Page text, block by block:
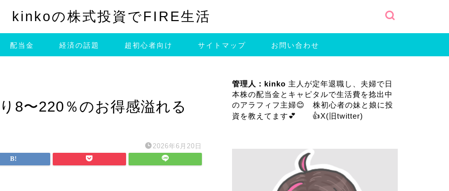
kinkoの株式投資でFIRE生活
配当金 経済の話題 超初心者向け サイトマップ お問い合わせ
8〜220％のお得感溢れる
2026年6月20日
管理人：kinko 主人が定年退職し、夫婦で日
本株の配当金とキャピタルで生活費を捻出中
のアラフィフ主婦😊 株初心者の妹と娘に投
資を教えてます💕 👍X(旧twitter)